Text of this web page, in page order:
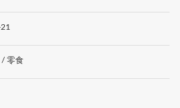
/ 零食